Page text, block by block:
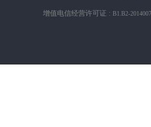
增值电信经营许可证 : B1.B2-